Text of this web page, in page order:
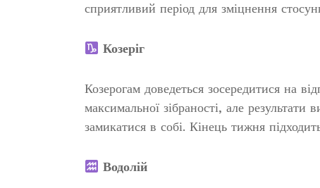
сприятливий період для зміцнення
Козеріг
Козерогам доведеться зосередитися на
максимальної зібраності, але
замикатися в собі. Кінець тижня
Водолій